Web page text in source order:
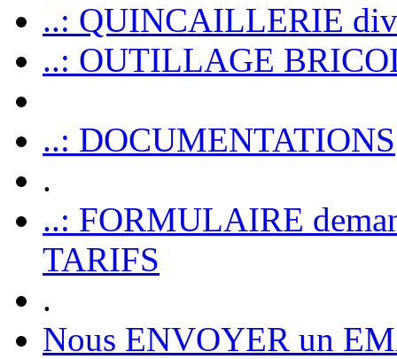
..: QUINCAILLERIE
..: OUTILLAGE
..: DOCUMENTATIONS
.
..: FORMULAIRE
TARIFS
.
Nous ENVOYER un